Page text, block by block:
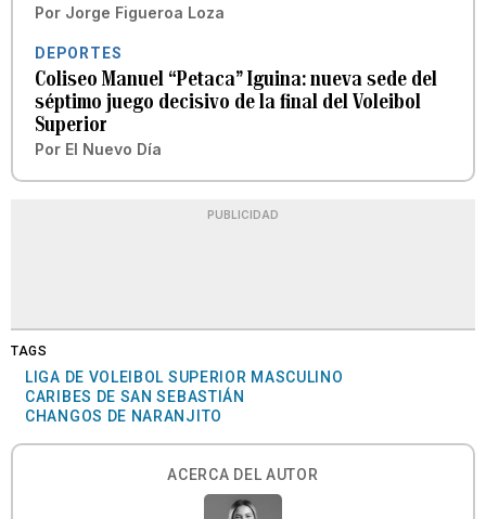
Por Jorge Figueroa Loza
DEPORTES
Coliseo Manuel “Petaca” Iguina: nueva sede del
séptimo juego decisivo de la final del Voleibol
Superior
Por El Nuevo Día
PUBLICIDAD
TAGS
LIGA DE VOLEIBOL SUPERIOR MASCULINO
CARIBES DE SAN SEBASTIÁN
CHANGOS DE NARANJITO
ACERCA DEL AUTOR